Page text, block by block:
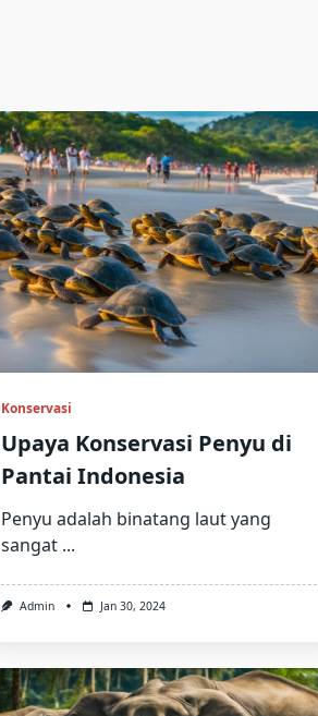
Konservasi
Upaya Konservasi Penyu di
Pantai Indonesia
Penyu adalah binatang laut yang
sangat ...
Admin Jan 30, 2024